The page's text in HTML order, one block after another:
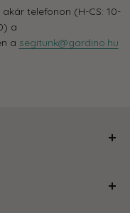
telefonon (H-CS: 10-
a
a segitunk@gardino.hu
olyan legyen,